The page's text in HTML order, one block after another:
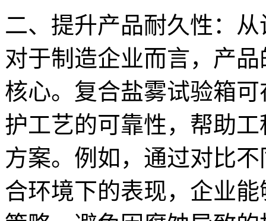
二、提升产品耐久性：
对于制造企业而言，产
核心。复合盐雾试验箱
护工艺的可靠性，帮助
方案。例如，通过对比
合环境下的表现，企业